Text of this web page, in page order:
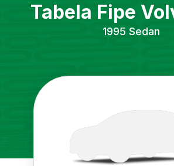
Tabela Fipe
1995 Sedan